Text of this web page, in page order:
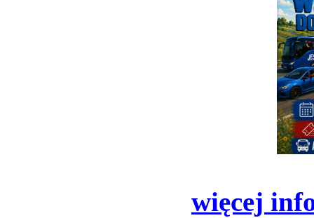
więcej